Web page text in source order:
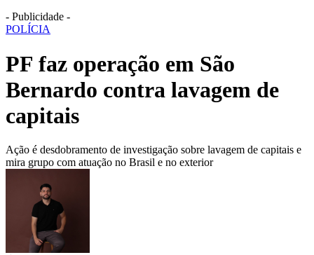
- Publicidade -
POLÍCIA
PF faz operação em São
Bernardo contra lavagem de
capitais
Ação é desdobramento de investigação sobre lavagem de capitais e
mira grupo com atuação no Brasil e no exterior